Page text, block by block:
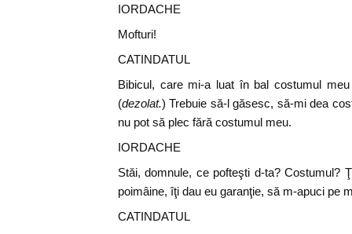
IORDACHE
Mofturi!
CATINDATUL
Bibicul, care mi-a luat în bal costumul
(dezolat.) Trebuie să-l găsesc, să-mi dea
nu pot să plec fără costumul meu.
IORDACHE
Stăi, domnule, ce pofteşti d-ta? Costumul?
poimâine, îţi dau eu garanţie, să m-apuci pe
CATINDATUL